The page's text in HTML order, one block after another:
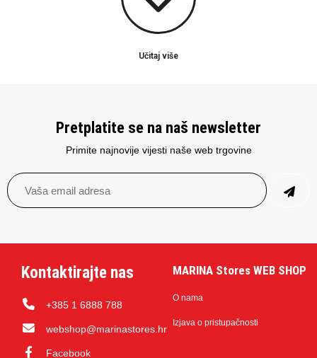
Učitaj više
Pretplatite se na naš newsletter
Primite najnovije vijesti naše web trgovine
Kontaktirajte nas
+385 1 6888 788
webshop@marinastores.hr
Facebook
MARINA Stores WEB SHOP
O nama
Izjava o pristupačnosti